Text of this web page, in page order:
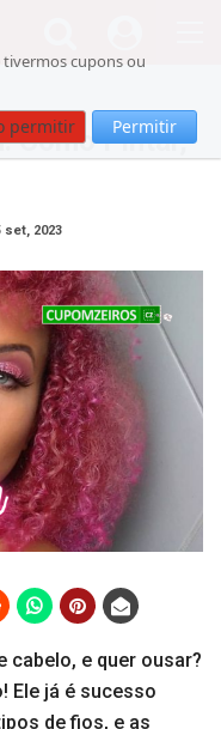
tivermos cupons ou
permitir Permitir
Como Pintar,
set, 2023
cabelo, e quer ousar?
Ele já é sucesso
de fios, e as